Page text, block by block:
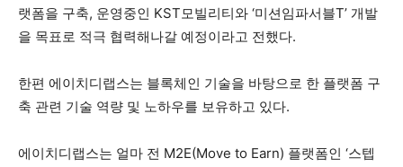
랫폼을 구축, 운영중인 KST모빌리티와 ‘미션임파서블T’ 개발
을 목표로 적극 협력해나갈 예정이라고 전했다.
한편 에이치디랩스는 블록체인 기술을 바탕으로 한 플랫폼 구
축 관련 기술 역량 및 노하우를 보유하고 있다.
에이치디랩스는 얼마 전 M2E(Move to Earn) 플랫폼인 ‘스텝